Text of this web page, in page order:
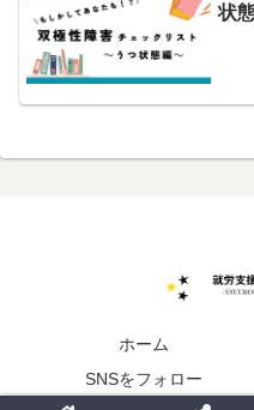
状
ホーム
SNSをフォロー